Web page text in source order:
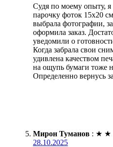
Судя по моему опыту, я
парочку фоток 15х20
выбрала фотографии,
оформила заказ.
уведомили о
Когда забрала свои
удивлена качеством
на ощупь бумаги тоже
Определенно вернусь
Мирон Туманов : ★ ★
28.10.2025